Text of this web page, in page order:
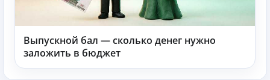
Выпускной бал — сколько денег нужно
заложить в бюджет